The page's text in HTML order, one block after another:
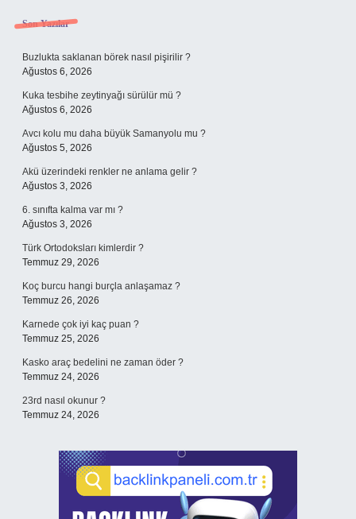
Sidebar
Son Yazılar
Buzlukta saklanan börek nasıl pişirilir ?
Ağustos 6, 2026
Kuka tesbihe zeytinyağı sürülür mü ?
Ağustos 6, 2026
Avcı kolu mu daha büyük Samanyolu mu ?
Ağustos 5, 2026
Akü üzerindeki renkler ne anlama gelir ?
Ağustos 3, 2026
6. sınıfta kalma var mı ?
Ağustos 3, 2026
Türk Ortodoksları kimlerdir ?
Temmuz 29, 2026
Koç burcu hangi burçla anlaşamaz ?
Temmuz 26, 2026
Karnede çok iyi kaç puan ?
Temmuz 25, 2026
Kasko araç bedelini ne zaman öder ?
Temmuz 24, 2026
23rd nasıl okunur ?
Temmuz 24, 2026